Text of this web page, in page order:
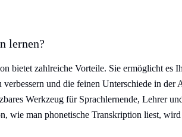
lernen?
bietet zahlreiche Vorteile. Sie ermöglicht es
und die feinen Unterschiede in der
Werkzeug für Sprachlernende, Lehrer
wie man phonetische Transkription liest,